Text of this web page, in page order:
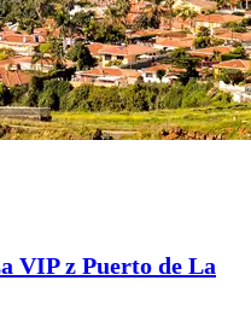
VIP z Puerto de La